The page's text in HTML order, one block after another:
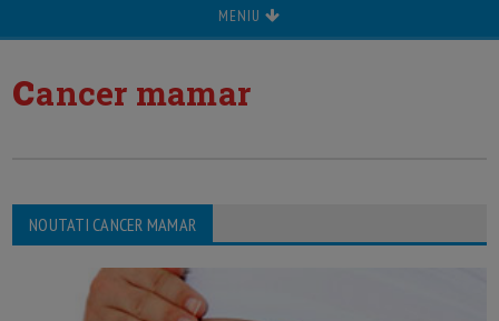
MENIU
cancer mamar
NOUTATI CANCER MAMAR